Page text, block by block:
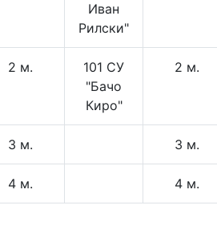
Иван
Рилски"
2 м.
101 СУ
"Бачо
Киро"
2 м.
3 м. 3 м.
4 м. 4 м.